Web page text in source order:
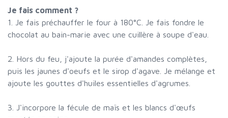
Je fais comment ?
1. Je fais préchauffer le four à 180°C. Je fais fondre le
chocolat au bain-marie avec une cuillère à soupe d'eau.
2. Hors du feu, j'ajoute la purée d'amandes complètes,
puis les jaunes d'oeufs et le sirop d'agave. Je mélange et
ajoute les gouttes d'huiles essentielles d'agrumes.
3. J'incorpore la fécule de maïs et les blancs d'œufs